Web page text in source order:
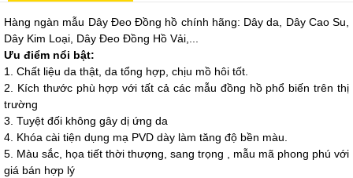
02437939481
Số 53 Trần Đăng Ninh - Cầu Giấy - Hà Nội
034 629 9090
Showroom 86: BH9A-SP.9A-63 Vinhomes Ocean Park 1, Dương
Hàng ngàn mẫu Dây Đeo Đồng hồ chính hãng: Dây da, Dây Cao Su,
Dây Kim Loại, Dây Đeo Đồng Hồ Vải,...
Ưu điểm nổi bật:
1. Chất liệu da thật, da tổng hợp, chịu mồ hôi tốt.
2. Kích thước phù hợp với tất cả các mẫu đồng hồ phổ biến trên thị
trường
3. Tuyệt đối không gây dị ứng da
4. Khóa cài tiện dụng mạ PVD dày làm tăng độ bền màu.
5. Màu sắc, họa tiết thời thượng, sang trọng , mẫu mã phong phú với
giá bán hợp lý